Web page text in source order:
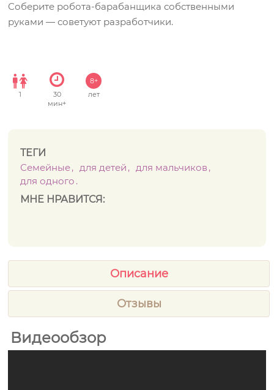
Соберите робота-барабанщика собственными
руками — советуют разработчики.
1
30
мин+
8+
лет
ТЕГИ
Семейные
для детей
для мальчиков
для одного
МНЕ НРАВИТСЯ:
Описание
Отзывы
Видеообзор